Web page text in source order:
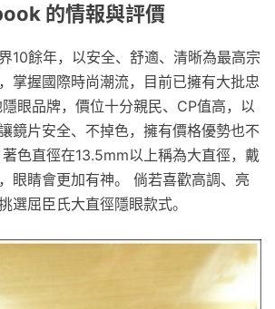
的情報與評價
10餘年，以安全、舒適、清晰為最高宗
掌握國際時尚潮流，目前已擁有大批忠
眼品牌，價位十分親民、CP值高，以
鏡片安全、不掉色，擁有價格優勢也不
色直徑在13.5mm以上稱為大直徑，戴
眼睛會更加有神。 倘若喜歡高調、亮
選屈臣氏大直徑隱眼款式。